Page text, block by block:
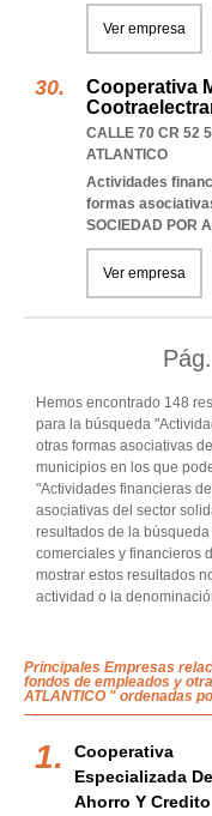
Ver empresa
Cooperativa
CALLE 70 CR 52
ATLANTICO
Actividades
formas
SOCIEDAD POR
Ver empresa
Pág.
Hemos encontrado 148
para la búsqueda
otras formas asociativas
municipios en los que
"Actividades financieras
asociativas del sector
resultados de la
comerciales y financieros
mostrar estos resultados
actividad o la
Principales Empresas
fondos de empleados y
ATLANTICO " ordenadas
Cooperativa
Especializada De
Ahorro Y Credito